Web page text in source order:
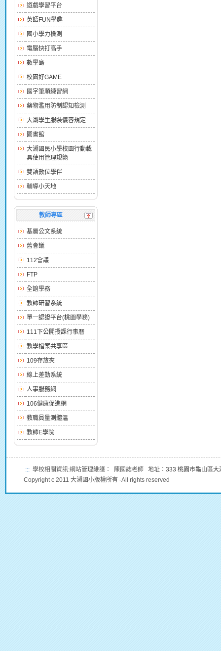
遊戲學習平台
英語FUN學趣
國小學力檢測
電腦快打高手
數學島
校園好GAME
國字筆順練習網
藥物濫用防制認知檢測
大湖學生服裝儀容規定
圖書館
大湖國民小學校園行動載
具使用管理規範
雙語數位學伴
輔導小天地
教師專區
基層公文系統
舊會議
112會議
FTP
全誼學務
教師研習系統
單一認證平台(桃園學務)
111下公開授課行事曆
教學檔案共享區
109存放夾
線上差勤系統
人事服務網
106健康促進網
教職員量測體溫
教師E學院
::: 學校相關資訊:網站管理維護： 陳國誌老師 地址： 333 桃園市龜山區
Copyright c 2011 大湖國小版權所有 -All rights reserved